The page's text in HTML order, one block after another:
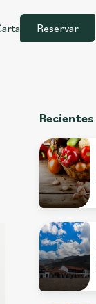
Reservar
Recientes